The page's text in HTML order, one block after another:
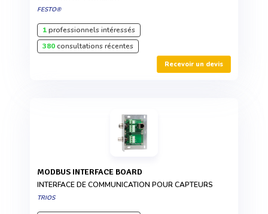
FESTO®
1professionnels intéressés
380consultations récentes
Recevoir un devis
MODBUS INTERFACE BOARD
INTERFACE DE COMMUNICATION POUR CAPTEURS
TRIOS